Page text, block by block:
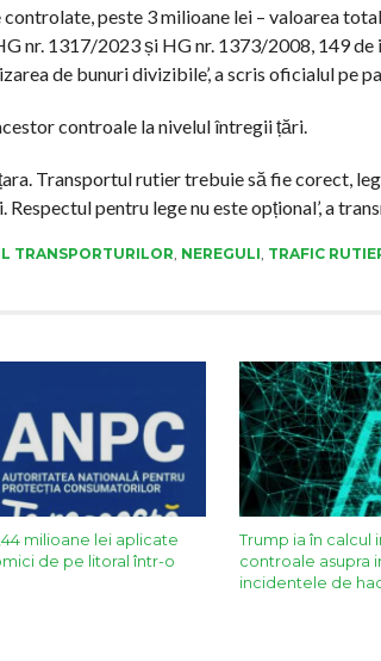
peste 3 milioane lei – valoarea
nr. 1317/2023 și HG nr. 1373/2008, 149
de bunuri divizibile’, a scris oficialul pe
controale la nivelul întregii țări.
Transportul rutier trebuie să fie corect,
pentru lege nu este opțional’, a
TRANSPORTURILOR, NEREGULI, TRAFIC
milioane lei aplicate
de pe litoral într-o
Trump ia în
controale asupra
incidentele de